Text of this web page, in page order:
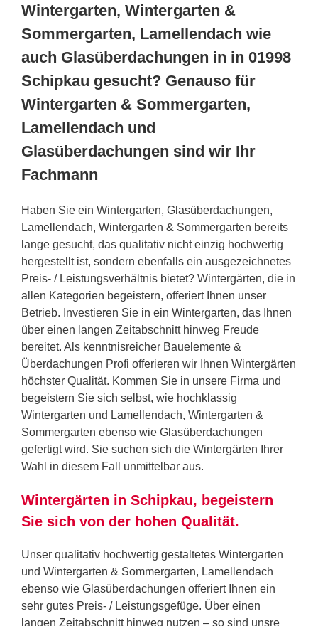
Wintergarten, Wintergarten &
Sommergarten, Lamellendach wie
auch Glasüberdachungen in in 01998
Schipkau gesucht? Genauso für
Wintergarten & Sommergarten,
Lamellendach und
Glasüberdachungen sind wir Ihr
Fachmann
Haben Sie ein Wintergarten, Glasüberdachungen,
Lamellendach, Wintergarten & Sommergarten bereits
lange gesucht, das qualitativ nicht einzig hochwertig
hergestellt ist, sondern ebenfalls ein ausgezeichnetes
Preis- / Leistungsverhältnis bietet? Wintergärten, die in
allen Kategorien begeistern, offeriert Ihnen unser
Betrieb. Investieren Sie in ein Wintergarten, das Ihnen
über einen langen Zeitabschnitt hinweg Freude
bereitet. Als kenntnisreicher Bauelemente &
Überdachungen Profi offerieren wir Ihnen Wintergärten
höchster Qualität. Kommen Sie in unsere Firma und
begeistern Sie sich selbst, wie hochklassig
Wintergarten und Lamellendach, Wintergarten &
Sommergarten ebenso wie Glasüberdachungen
gefertigt wird. Sie suchen sich die Wintergärten Ihrer
Wahl in diesem Fall unmittelbar aus.
Wintergärten in Schipkau, begeistern
Sie sich von der hohen Qualität.
Unser qualitativ hochwertig gestaltetes Wintergarten
und Wintergarten & Sommergarten, Lamellendach
ebenso wie Glasüberdachungen offeriert Ihnen ein
sehr gutes Preis- / Leistungsgefüge. Über einen
langen Zeitabschnitt hinweg nutzen – so sind unsre